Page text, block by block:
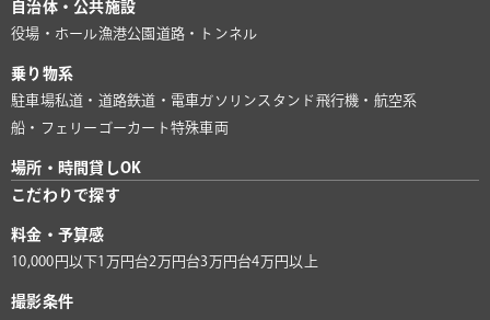
自治体・公共施設
役場・ホール漁港公園 道路・トンネル
乗り物系
駐車場私道・道路鉄道・電車 ガソリンスタンド 飛行機・航空系
船・フェリー ゴーカート特殊車両
場所・時間貸しOK
こだわりで探す
料金・予算感
10,000円以下1万円台2万円台3万円台4万円以上
撮影条件